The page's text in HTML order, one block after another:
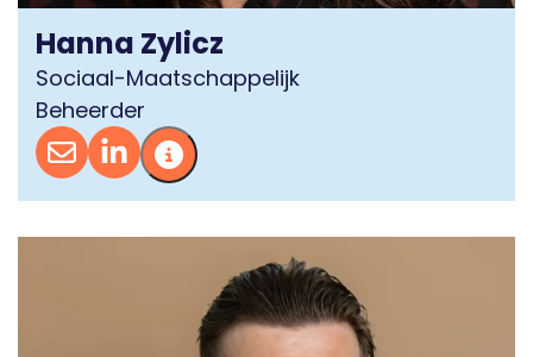
Hanna Zylicz
Sociaal-Maatschappelijk
Beheerder